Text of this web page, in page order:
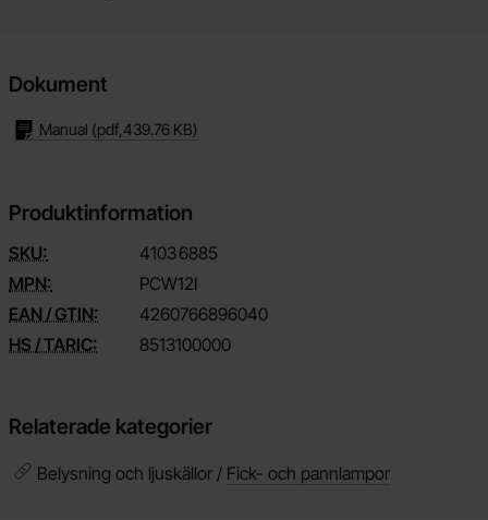
Dokument
Manual (pdf,439.76 KB)
Produktinformation
SKU: 41036885
MPN:
PCW12I
EAN / GTIN:
4260766896040
HS / TARIC:
8513100000
Relaterade kategorier
Belysning och ljuskällor / Fick- och pannlampor